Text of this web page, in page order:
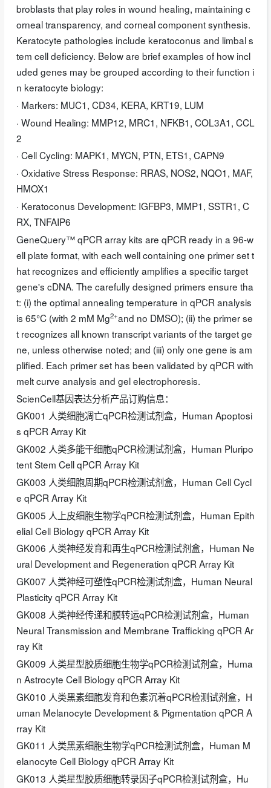
broblasts that play roles in wound healing, maintaining c
orneal transparency, and corneal component synthesis.
Keratocyte pathologies include keratoconus and limbal s
tem cell deficiency. Below are brief examples of how incl
uded genes may be grouped according to their function i
n keratocyte biology:
· Markers: MUC1, CD34, KERA, KRT19, LUM
· Wound Healing: MMP12, MRC1, NFKB1, COL3A1, CCL
2
· Cell Cycling: MAPK1, MYCN, PTN, ETS1, CAPN9
· Oxidative Stress Response: RRAS, NOS2, NQO1, MAF,
HMOX1
· Keratoconus Development: IGFBP3, MMP1, SSTR1, C
RX, TNFAIP6
GeneQuery™ qPCR array kits are qPCR ready in a 96-w
ell plate format, with each well containing one primer set t
hat recognizes and efficiently amplifies a specific target
gene's cDNA. The carefully designed primers ensure tha
t: (i) the optimal annealing temperature in qPCR analysis
is 65°C (with 2 mM Mg2+and no DMSO); (ii) the primer se
t recognizes all known transcript variants of the target ge
ne, unless otherwise noted; and (iii) only one gene is am
plified. Each primer set has been validated by qPCR with
melt curve analysis and gel electrophoresis.
ScienCell基因表达分析产品订购信息：
GK001 人类细胞凋亡qPCR检测试剂盒，Human Apoptosi
s qPCR Array Kit
GK002 人类多能干细胞qPCR检测试剂盒，Human Pluripo
tent Stem Cell qPCR Array Kit
GK003 人类细胞周期qPCR检测试剂盒，Human Cell Cycl
e qPCR Array Kit
GK005 人上皮细胞生物学qPCR检测试剂盒，Human Epith
elial Cell Biology qPCR Array Kit
GK006 人类神经发育和再生qPCR检测试剂盒，Human Ne
ural Development and Regeneration qPCR Array Kit
GK007 人类神经可塑性qPCR检测试剂盒，Human Neural
Plasticity qPCR Array Kit
GK008 人类神经传递和膜转运qPCR检测试剂盒，Human
Neural Transmission and Membrane Trafficking qPCR Ar
ray Kit
GK009 人类星型胶质细胞生物学qPCR检测试剂盒，Huma
n Astrocyte Cell Biology qPCR Array Kit
GK010 人类黑素细胞发育和色素沉着qPCR检测试剂盒，H
uman Melanocyte Development & Pigmentation qPCR A
rray Kit
GK011 人类黑素细胞生物学qPCR检测试剂盒，Human M
elanocyte Cell Biology qPCR Array Kit
GK013 人类星型胶质细胞转录因子qPCR检测试剂盒，Hu